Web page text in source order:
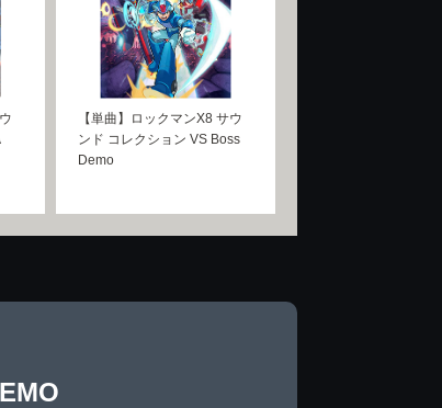
【単曲】ロックマンX8 サウ
ンド コレクション VS Boss
Demo